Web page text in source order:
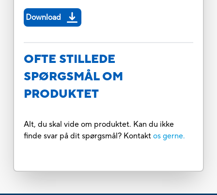
Download
OFTE STILLEDE
SPØRGSMÅL OM
PRODUKTET
Alt, du skal vide om produktet. Kan du ikke
finde svar på dit spørgsmål? Kontakt os gerne.